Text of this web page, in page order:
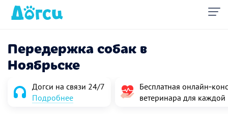
Передержка собак в
Ноябрьске
Догси на связи 24/7
Подробнее
Бесплатная
ветеринара для